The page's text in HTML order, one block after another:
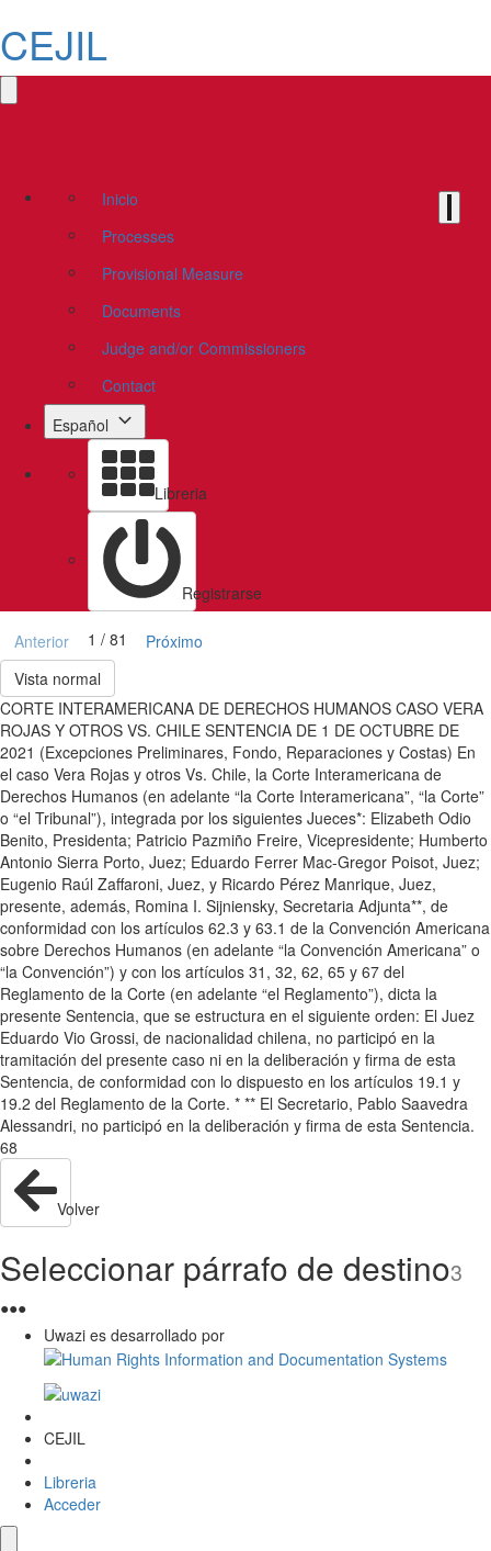
CEJIL
Inicio
Processes
Provisional Measure
Documents
Judge and/or Commissioners
Contact
Español
Libreria
Registrarse
Anterior 1 / 81
Próximo
Vista normal
CORTE INTERAMERICANA DE DERECHOS HUMANOS CASO VERA
ROJAS Y OTROS VS. CHILE SENTENCIA DE 1 DE OCTUBRE DE
2021 (Excepciones Preliminares, Fondo, Reparaciones y Costas) En
el caso Vera Rojas y otros Vs. Chile, la Corte Interamericana de
Derechos Humanos (en adelante “la Corte Interamericana”, “la Corte”
o “el Tribunal”), integrada por los siguientes Jueces*: Elizabeth Odio
Benito, Presidenta; Patricio Pazmiño Freire, Vicepresidente; Humberto
Antonio Sierra Porto, Juez; Eduardo Ferrer Mac-Gregor Poisot, Juez;
Eugenio Raúl Zaffaroni, Juez, y Ricardo Pérez Manrique, Juez,
presente, además, Romina I. Sijniensky, Secretaria Adjunta**, de
conformidad con los artículos 62.3 y 63.1 de la Convención Americana
sobre Derechos Humanos (en adelante “la Convención Americana” o
“la Convención”) y con los artículos 31, 32, 62, 65 y 67 del
Reglamento de la Corte (en adelante “el Reglamento”), dicta la
presente Sentencia, que se estructura en el siguiente orden: El Juez
Eduardo Vio Grossi, de nacionalidad chilena, no participó en la
tramitación del presente caso ni en la deliberación y firma de esta
Sentencia, de conformidad con lo dispuesto en los artículos 19.1 y
19.2 del Reglamento de la Corte. * ** El Secretario, Pablo Saavedra
Alessandri, no participó en la deliberación y firma de esta Sentencia.
68
Volver
Seleccionar párrafo de destino3
●●●
Uwazi es desarrollado por
CEJIL
Libreria
Acceder